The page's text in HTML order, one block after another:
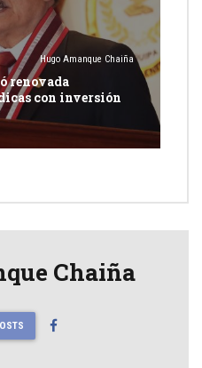
Hugo Amanque Chaiña
renovada
con inversión
Chaiña